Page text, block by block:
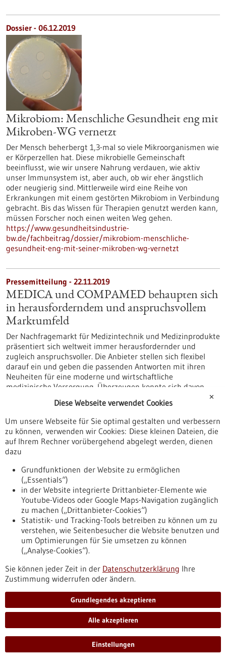
Dossier - 06.12.2019
Mikrobiom: Menschliche Gesundheit eng mit
Mikroben-WG vernetzt
Der Mensch beherbergt 1,3-mal so viele Mikroorganismen wie
er Körperzellen hat. Diese mikrobielle Gemeinschaft
beeinflusst, wie wir unsere Nahrung verdauen, wie aktiv
unser Immunsystem ist, aber auch, ob wir eher ängstlich
oder neugierig sind. Mittlerweile wird eine Reihe von
Erkrankungen mit einem gestörten Mikrobiom in Verbindung
gebracht. Bis das Wissen für Therapien genutzt werden kann,
müssen Forscher noch einen weiten Weg gehen.
https://www.gesundheitsindustrie-
bw.de/fachbeitrag/dossier/mikrobiom-menschliche-
gesundheit-eng-mit-seiner-mikroben-wg-vernetzt
Pressemitteilung - 22.11.2019
MEDICA und COMPAMED behaupten sich
in herausforderndem und anspruchsvollem
Marktumfeld
Der Nachfragemarkt für Medizintechnik und Medizinprodukte
präsentiert sich weltweit immer herausfordernder und
zugleich anspruchsvoller. Die Anbieter stellen sich flexibel
darauf ein und geben die passenden Antworten mit ihren
Neuheiten für eine moderne und wirtschaftliche
medizinische Versorgung. Überzeugen konnte sich davon
Medizinmesse MEDICA sowie der führenden Fachmesse für
den Zuliefermarkt der…
https://www.gesundheitsindustrie-
bw.de/fachbeitrag/pm/medica-und-compamed-behaupten-
sich-herausforderndem-und-anspruchsvollem-marktumfeld
Fachbeitrag - 18.11.2019
Forschenden gelingt Verjüngung des
Immunsystems im Tiermodell
Stammzellen altern. Auch das menschliche Immunsystem
verliert mit steigendem Alter an Schlagkraft. Da alle
Immunzellen von blutbildenden Stammzellen abstammen,
liegt es nahe, die Schwächung des Immunsystems
Verbindung zu bringen. Ulmer Stammzellforscher und
Immunologen haben diese Verbindung in einem neuen
✕
Diese Webseite verwendet Cookies
Um unsere Webseite für Sie optimal gestalten und verbessern
zu können, verwenden wir Cookies: Diese kleinen Dateien, die
auf Ihrem Rechner vorübergehend abgelegt werden, dienen
dazu
Grundfunktionen der Website zu ermöglichen
(„Essentials“)
in der Website integrierte Drittanbieter-Elemente wie
Youtube-Videos oder Google Maps-Navigation zugänglich
zu machen („Drittanbieter-Cookies“)
Statistik- und Tracking-Tools betreiben zu können um zu
verstehen, wie Seitenbesucher die Website benutzen und
um Optimierungen für Sie umsetzen zu können
(„Analyse-Cookies“).
Sie können jeder Zeit in der Datenschutzerklärung Ihre
Zustimmung widerrufen oder ändern.
Grundlegendes akzeptieren
Alle akzeptieren
Einstellungen